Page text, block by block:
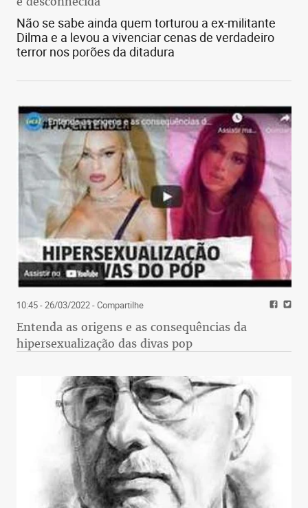
Não se sabe ainda quem torturou a ex-militante
Dilma e a levou a vivenciar cenas de verdadeiro
terror nos porões da ditadura
10:45 - 26/03/2022- Compartilhe
Entenda as origens e as consequências da
hipersexualização das divas pop